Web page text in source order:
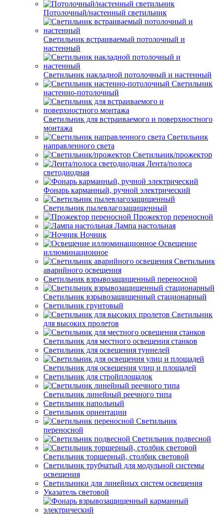
Потолочный/настенный светильник
Светильник встраиваемый потолочный и
настенный
Светильник накладной потолочный и настенный
Светильник
настенно-потолочный
Светильник для встраиваемого и поверхностного
монтажа
Светильник
направленного света
Светильник/прожектор
Лента/полоса
светодиодная
Фонарь карманный, ручной электрический
Светильник пылевлагозащищенный
Прожектор переносной
Лампа настольная
Ночник
Освещение
иллюминационное
Светильник
аварийного освещения
Светильник взрывозащищенный переносной
Светильник взрывозащищенный стационарный
Светильник грунтовый
Светильник
для высоких пролетов
Светильник для местного освещения станков
Светильник для освещения туннелей
Светильник для освещения улиц и площадей
Светильник для стройплощадок
Светильник линейный реечного типа
Светильник напольный
Светильник ориентации
Светильник
переносной
Светильник подвесной
Светильник торшерный, столбик световой
Светильник трубчатый для модульной системы
освещения
Светильники для линейных систем освещения
Указатель световой